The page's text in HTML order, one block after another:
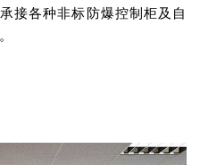
接各种非标防爆控制柜及自